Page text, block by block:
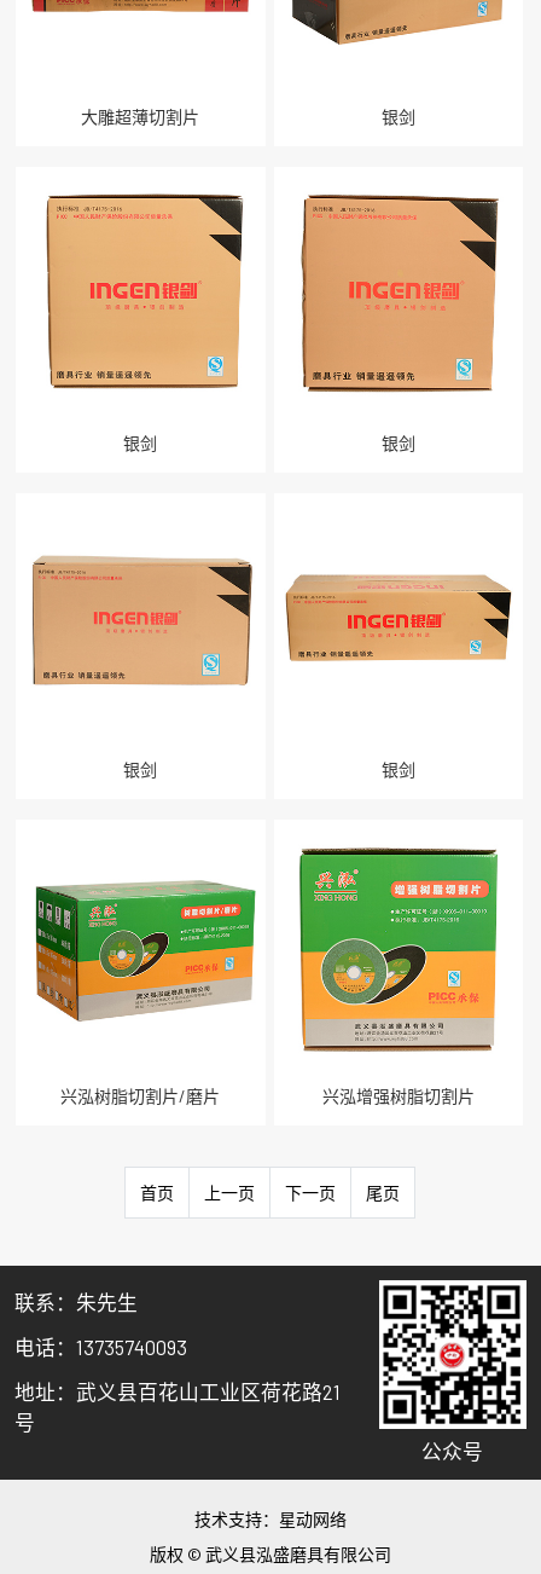
大雕超薄切割片 银剑
银剑 银剑
银剑 银剑
兴泓树脂切割片/磨片 兴泓增强树脂切割片
首页 上一页 下一页 尾页
联系：朱先生
电话：13735740093
地址：武义县百花山工业区荷花路21
号
公众号
技术支持： 星动网络
版权 © 武义县泓盛磨具有限公司